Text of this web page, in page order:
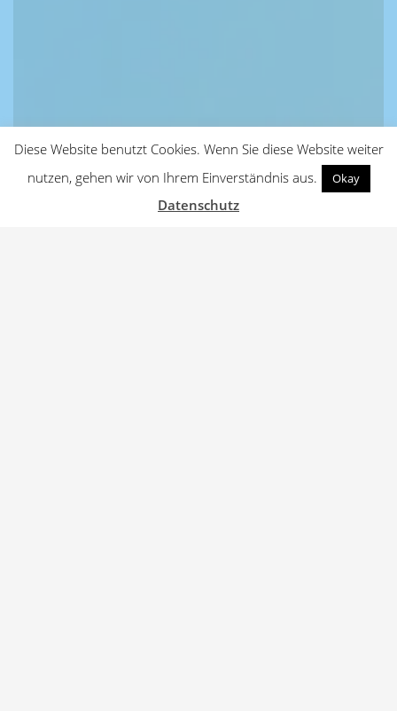
Diese Website benutzt Cookies. Wenn Sie diese Website weiter
nutzen, gehen wir von Ihrem Einverständnis aus.
Okay
Datenschutz